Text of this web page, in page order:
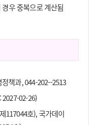
우 중복으로 계산됨
책과, 044-202--2513
02-26)
117044호), 국가데이